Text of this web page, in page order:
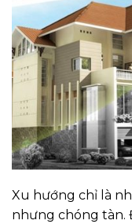
Xu hướng chỉ là
nhưng chóng tàn.